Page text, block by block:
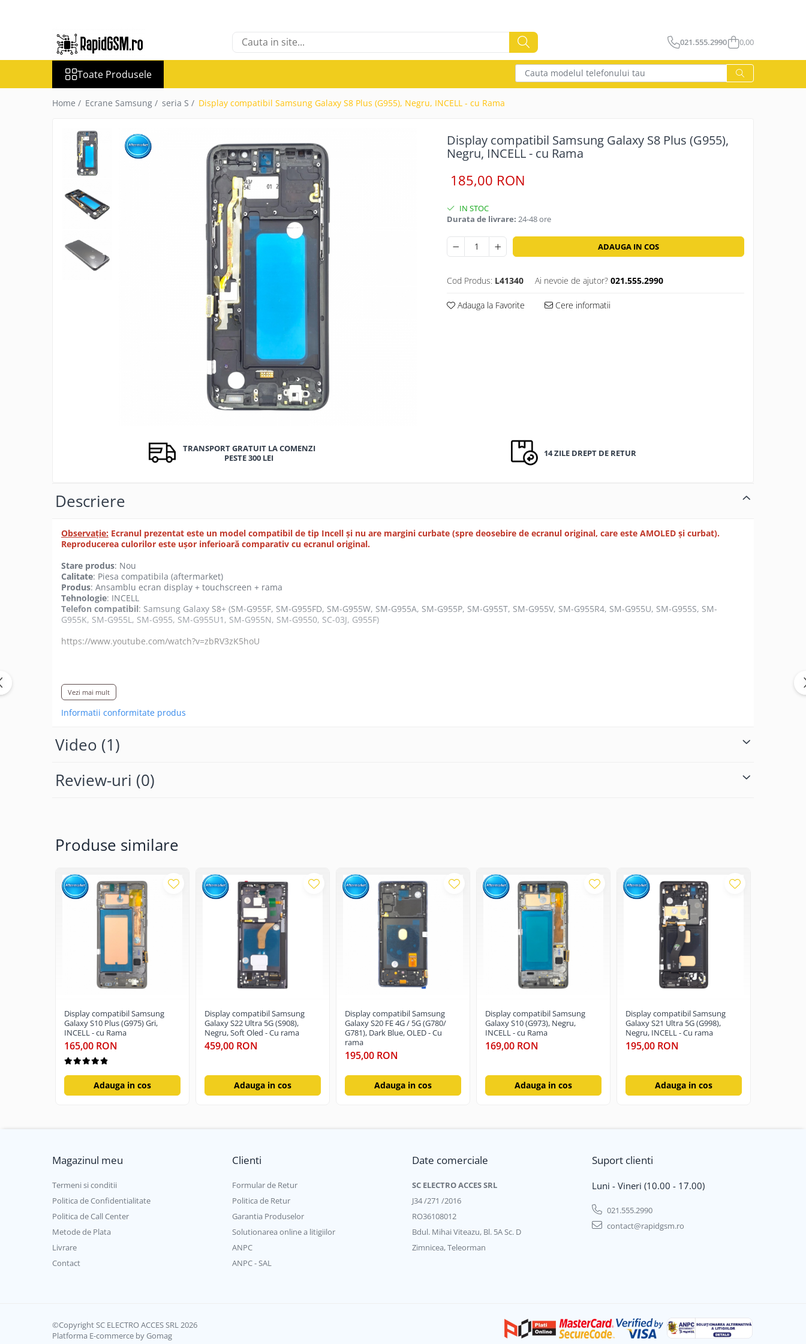
Toate Produsele
Ecrane Samsung
Ecrane Xiaomi / Redmi
Ecrane Motorola
Componente GSM
Benzi flex si butoane
Camere si subansamble
Carcase si capace
Module si conectori incarcare
Suruburi si adezivi
021.555.2990 0,00
Toate Produsele Cauta modelul telefonului tau
Home / Ecrane Samsung / seria S / Display compatibil Samsung Galaxy S8 Plus (G955), Negru, INCELL - cu Rama
Display compatibil Samsung Galaxy S8 Plus (G955),
Negru, INCELL - cu Rama
185,00 RON
IN STOC
Durata de livrare: 24-48 ore
ADAUGA IN COS
Cod Produs: L41340 Ai nevoie de ajutor? 021.555.2990
Adauga la Favorite Cere informatii
TRANSPORT GRATUIT LA COMENZI
PESTE 300 LEI
14 ZILE DREPT DE RETUR
Descriere
Observație: Ecranul prezentat este un model compatibil de tip Incell și nu are margini curbate (spre deosebire de ecranul original, care este AMOLED și curbat).
Reproducerea culorilor este ușor inferioară comparativ cu ecranul original.
Stare produs: Nou
Calitate: Piesa compatibila (aftermarket)
Produs: Ansamblu ecran display + touchscreen + rama
Tehnologie: INCELL
Telefon compatibil: Samsung Galaxy S8+ (SM-G955F, SM-G955FD, SM-G955W, SM-G955A, SM-G955P, SM-G955T, SM-G955V, SM-G955R4, SM-G955U, SM-G955S, SM-
G955K, SM-G955L, SM-G955, SM-G955U1, SM-G955N, SM-G9550, SC-03J, G955F)
https://www.youtube.com/watch?v=zbRV3zK5hoU
ATENTIE – CONDITII DE MONTAJ
Inlocuirea componentelor interne este un proces delicat si necesita cunostinte si echipamente specifice domeniului reparatiilor GSM.
Se recomanda montajul intr-un service specializat.
Vezi mai mult
Informatii conformitate produs
Video (1)
Review-uri (0)
Produse similare
Display compatibil Samsung
Galaxy S10 Plus (G975) Gri,
INCELL - cu Rama
165,00 RON
Adauga in cos
Display compatibil Samsung
Galaxy S22 Ultra 5G (S908),
Negru, Soft Oled - Cu rama
459,00 RON
Adauga in cos
Display compatibil Samsung
Galaxy S20 FE 4G / 5G (G780/
G781), Dark Blue, OLED - Cu
rama
195,00 RON
Adauga in cos
Display compatibil Samsung
Galaxy S10 (G973), Negru,
INCELL - cu Rama
169,00 RON
Adauga in cos
Display compatibil Samsung
Galaxy S21 Ultra 5G (G998),
Negru, INCELL - Cu rama
195,00 RON
Adauga in cos
Magazinul meu
Termeni si conditii
Politica de Confidentialitate
Politica de Call Center
Metode de Plata
Livrare
Contact
Clienti
Formular de Retur
Politica de Retur
Garantia Produselor
Solutionarea online a litigiilor
ANPC
ANPC - SAL
Date comerciale
SC ELECTRO ACCES SRL
J34 /271 /2016
RO36108012
Bdul. Mihai Viteazu, Bl. 5A Sc. D
Zimnicea, Teleorman
Suport clienti
Luni - Vineri (10.00 - 17.00)
021.555.2990
contact@rapidgsm.ro
©Copyright SC ELECTRO ACCES SRL 2026
Platforma E-commerce by Gomag